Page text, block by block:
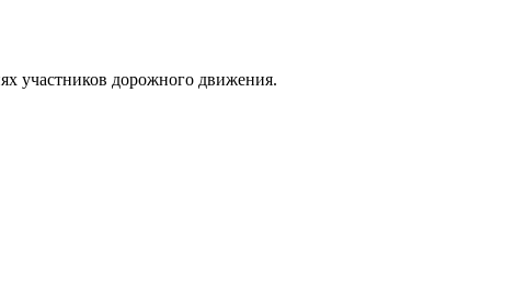
участников дорожного движения.